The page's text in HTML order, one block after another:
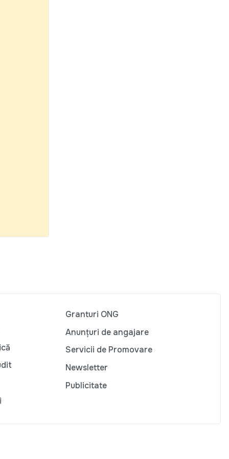
Granturi ONG
Anunțuri de angajare
Servicii de Promovare
Newsletter
Publicitate